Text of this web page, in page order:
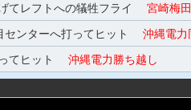
てレフトへの犠牲フライ
宮崎梅
ンターへ打ってヒット
沖縄電力
てヒット 沖縄電力勝ち越し